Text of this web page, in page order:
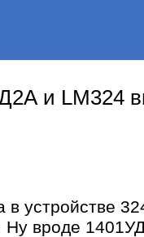
и LM324
в устройстве
Ну вроде